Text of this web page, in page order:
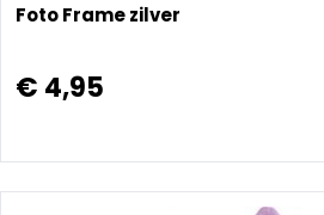
Foto Frame zilver
€ 4,95